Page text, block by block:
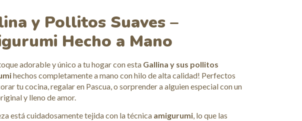
y Pollitos Suaves –
Hecho a Mano
adorable y único a tu hogar con esta Gallina y sus pollitos
hechos completamente a mano con hilo de alta calidad! Perfectos
tu cocina, regalar en Pascua, o sorprender a alguien especial con un
y lleno de amor.
está cuidadosamente tejida con la técnica amigurumi, lo que las